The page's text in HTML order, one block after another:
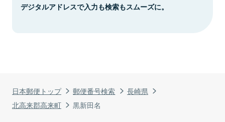
日本郵便トップ 郵便番号検索
長崎県
北高来郡高来町
黒新田名
デジタルアドレスで入力も検索もスムーズに。